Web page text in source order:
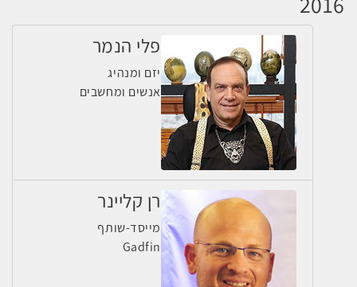
פלי הנמר
יזם ומנהיג
אנשים ומחשבים
רן קליינר
מייסד-שותף
Gadfin